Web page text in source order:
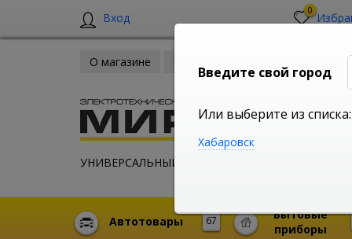
Вход 0
О магазине
УНИВЕРСАЛЬНЫЙ ИНТЕРНЕТ МАГАЗИН
67
Автотовары
Бытовые
приборы
Введите свой город
Или выберите из списка:
Хабаровск